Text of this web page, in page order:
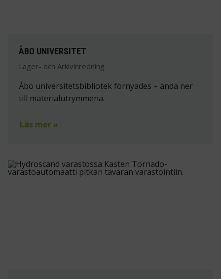
ÅBO UNIVERSITET
Lager- och Arkivinredning
Åbo universitetsbibliotek förnyades – ända ner
till materialutrymmena.
Läs mer »